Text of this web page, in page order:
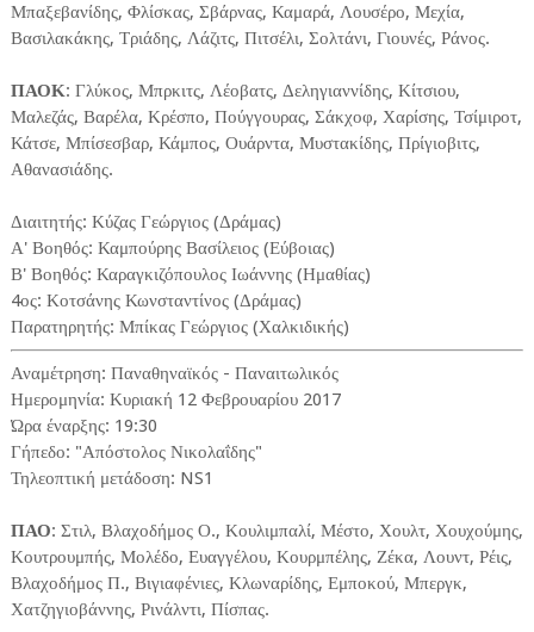
Μπαξεβανίδης, Φλίσκας, Σβάρνας, Καμαρά, Λουσέρο, Μεχία,
Βασιλακάκης, Τριάδης, Λάζιτς, Πιτσέλι, Σολτάνι, Γιουνές, Ράνος.
ΠΑΟΚ: Γλύκος, Μπρκιτς, Λέοβατς, Δεληγιαννίδης, Κίτσιου,
Μαλεζάς, Βαρέλα, Κρέσπο, Πούγγουρας, Σάκχοφ, Χαρίσης, Τσίμιροτ,
Κάτσε, Μπίσεσβαρ, Κάμπος, Ουάρντα, Μυστακίδης, Πρίγιοβιτς,
Αθανασιάδης.
Διαιτητής: Κύζας Γεώργιος (Δράμας)
Α' Βοηθός: Καμπούρης Βασίλειος (Εύβοιας)
Β' Βοηθός: Καραγκιζόπουλος Ιωάννης (Ημαθίας)
4ος: Κοτσάνης Κωνσταντίνος (Δράμας)
Παρατηρητής: Μπίκας Γεώργιος (Χαλκιδικής)
Αναμέτρηση: Παναθηναϊκός - Παναιτωλικός
Ημερομηνία: Κυριακή 12 Φεβρουαρίου 2017
Ώρα έναρξης: 19:30
Γήπεδο: "Απόστολος Νικολαΐδης"
Τηλεοπτική μετάδοση: NS1
ΠΑΟ: Στιλ, Βλαχοδήμος Ο., Κουλιμπαλί, Μέστο, Χουλτ, Χουχούμης,
Κουτρουμπής, Μολέδο, Ευαγγέλου, Κουρμπέλης, Ζέκα, Λουντ, Ρέις,
Βλαχοδήμος Π., Βιγιαφένιες, Κλωναρίδης, Εμποκού, Μπεργκ,
Χατζηγιοβάννης, Ρινάλντι, Πίσπας.